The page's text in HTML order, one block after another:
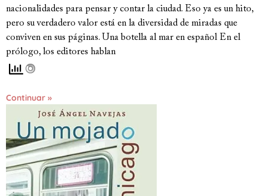
nacionalidades para pensar y contar la ciudad. Eso ya es un hito,
pero su verdadero valor está en la diversidad de miradas que
conviven en sus páginas. Una botella al mar en español En el
prólogo, los editores hablan
Continuar »